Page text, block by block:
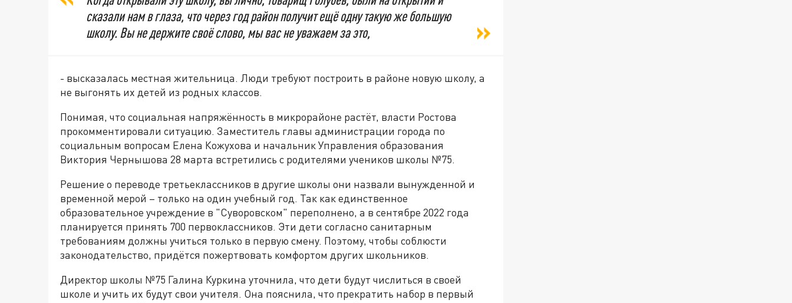
сказали нам в глаза, что через год район получит ещё одну такую же большую
школу. Вы не держите своё слово, мы вас не уважаем за это,
- высказалась местная жительница. Люди требуют построить в районе новую школу, а
не выгонять их детей из родных классов.
Понимая, что социальная напряжённость в микрорайоне растёт, власти Ростова
прокомментировали ситуацию. Заместитель главы администрации города по
социальным вопросам Елена Кожухова и начальник Управления образования
Виктория Чернышова 28 марта встретились с родителями учеников школы №75.
Решение о переводе третьеклассников в другие школы они назвали вынужденной и
временной мерой – только на один учебный год. Так как единственное
образовательное учреждение в "Суворовском" переполнено, а в сентябре 2022 года
планируется принять 700 первоклассников. Эти дети согласно санитарным
требованиям должны учиться только в первую смену. Поэтому, чтобы соблюсти
законодательство, придётся пожертвовать комфортом других школьников.
Директор школы №75 Галина Куркина уточнила, что дети будут числиться в своей
школе и учить их будут свои учителя. Она пояснила, что прекратить набор в первый